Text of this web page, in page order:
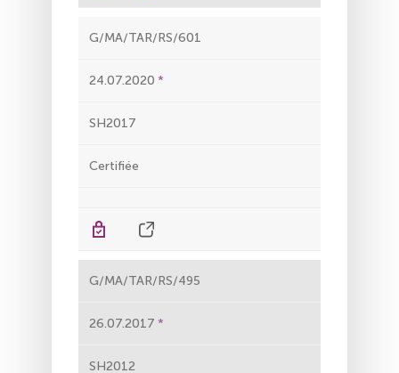
G/MA/TAR/RS/601
24.07.2020
SH2017
Certifiée
G/MA/TAR/RS/495
26.07.2017
SH2012